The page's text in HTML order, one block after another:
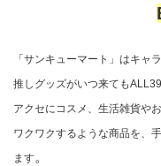
「サンキューマート」はキャ
推しグッズがいつ来ても
アクセにコスメ、生活雑貨やお
ワクワクするような商品を、
ます。